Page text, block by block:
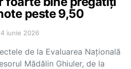
peste 9,50
iunie 2026
de la Evaluarea Națională
Mădălin Ghiuler, de la